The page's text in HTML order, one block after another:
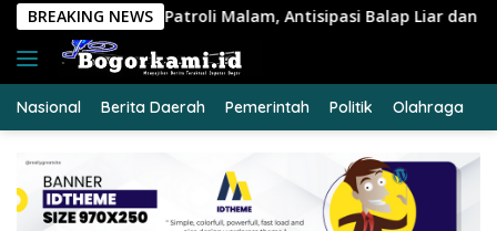
Langsung
konten
BREAKING NEWS
Antisipasi Balap Liar dan Gangguan Kamtibmas
Nasional Berita Daerah Pemerintah Politik Olahraga